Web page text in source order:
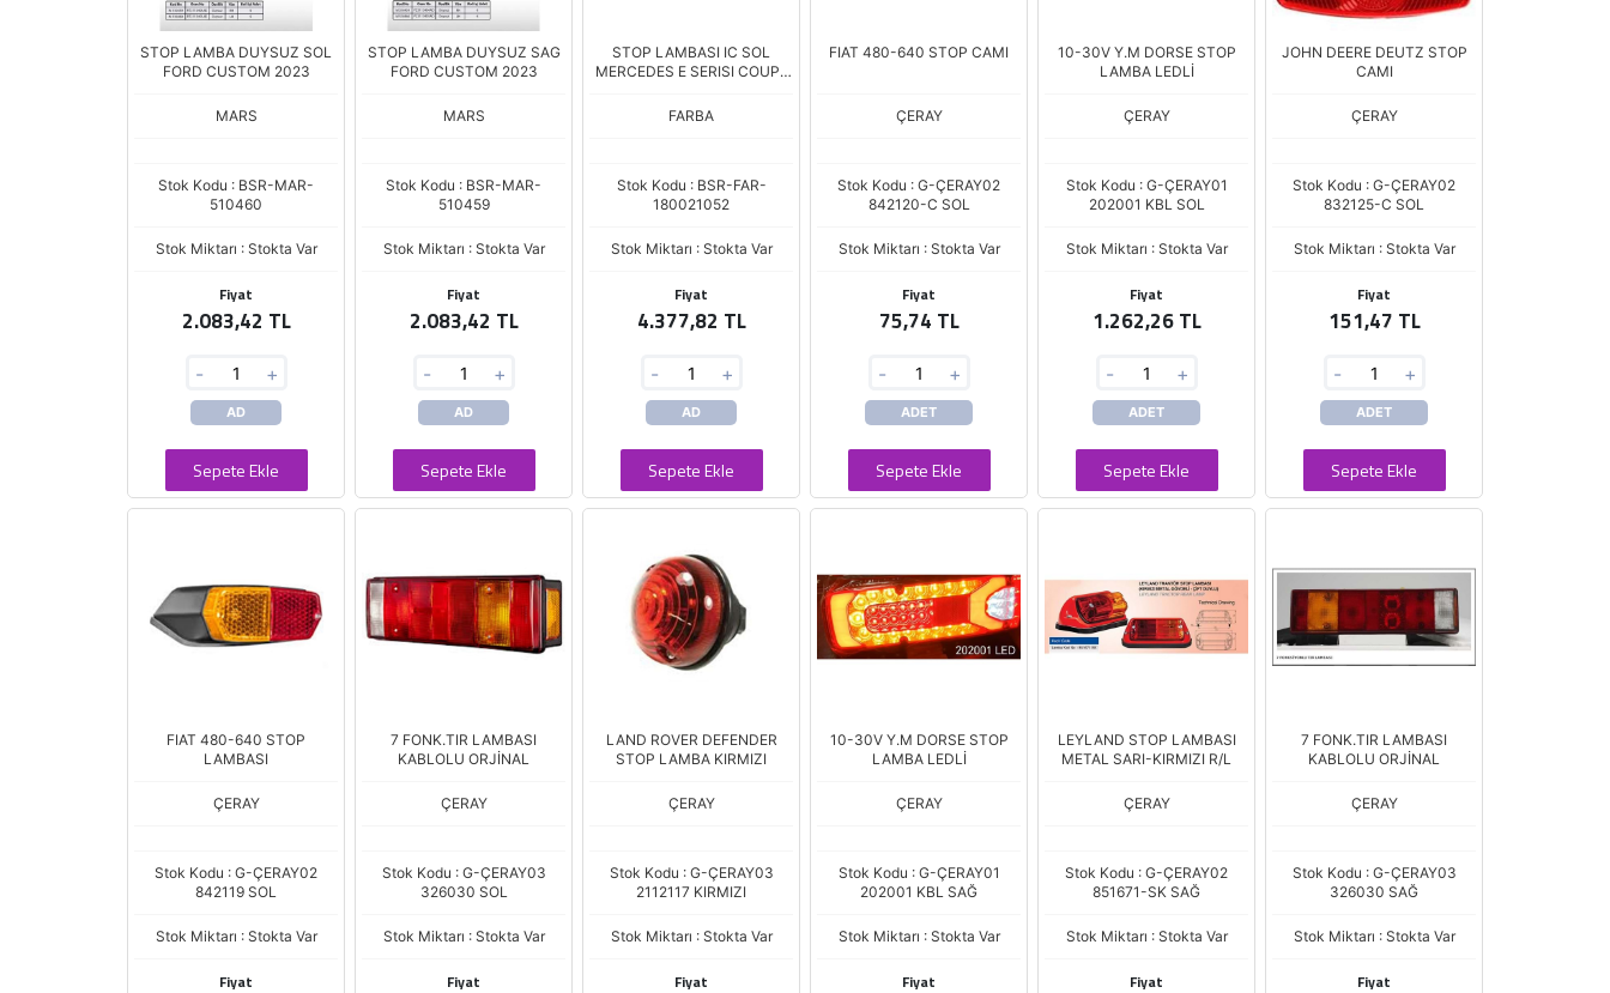
STOP LAMBA DUYSUZ SOL
FORD CUSTOM 2023
MARS
Stok Kodu : BSR-MAR-
510460
Stok Miktarı : Stokta Var
Fiyat
2.083,42 TL
- +
AD
Sepete Ekle
STOP LAMBA DUYSUZ SAG
FORD CUSTOM 2023
MARS
Stok Kodu : BSR-MAR-
510459
Stok Miktarı : Stokta Var
Fiyat
2.083,42 TL
- +
AD
Sepete Ekle
STOP LAMBASI IC SOL
MERCEDES E SERISI COUPE
VERSIYON
FARBA
Stok Kodu : BSR-FAR-
180021052
Stok Miktarı : Stokta Var
Fiyat
4.377,82 TL
- +
AD
Sepete Ekle
FIAT 480-640 STOP CAMI
ÇERAY
Stok Kodu : G-ÇERAY02
842120-C SOL
Stok Miktarı : Stokta Var
Fiyat
75,74 TL
- +
ADET
Sepete Ekle
10-30V Y.M DORSE STOP
LAMBA LEDLİ
ÇERAY
Stok Kodu : G-ÇERAY01
202001 KBL SOL
Stok Miktarı : Stokta Var
Fiyat
1.262,26 TL
- +
ADET
Sepete Ekle
JOHN DEERE DEUTZ STOP
CAMI
ÇERAY
Stok Kodu : G-ÇERAY02
832125-C SOL
Stok Miktarı : Stokta Var
Fiyat
151,47 TL
- +
ADET
Sepete Ekle
FIAT 480-640 STOP
LAMBASI
ÇERAY
Stok Kodu : G-ÇERAY02
842119 SOL
Stok Miktarı : Stokta Var
Fiyat
7 FONK.TIR LAMBASI
KABLOLU ORJİNAL
ÇERAY
Stok Kodu : G-ÇERAY03
326030 SOL
Stok Miktarı : Stokta Var
Fiyat
LAND ROVER DEFENDER
STOP LAMBA KIRMIZI
ÇERAY
Stok Kodu : G-ÇERAY03
2112117 KIRMIZI
Stok Miktarı : Stokta Var
Fiyat
10-30V Y.M DORSE STOP
LAMBA LEDLİ
ÇERAY
Stok Kodu : G-ÇERAY01
202001 KBL SAĞ
Stok Miktarı : Stokta Var
Fiyat
LEYLAND STOP LAMBASI
METAL SARI-KIRMIZI R/L
ÇERAY
Stok Kodu : G-ÇERAY02
851671-SK SAĞ
Stok Miktarı : Stokta Var
Fiyat
7 FONK.TIR LAMBASI
KABLOLU ORJİNAL
ÇERAY
Stok Kodu : G-ÇERAY03
326030 SAĞ
Stok Miktarı : Stokta Var
Fiyat